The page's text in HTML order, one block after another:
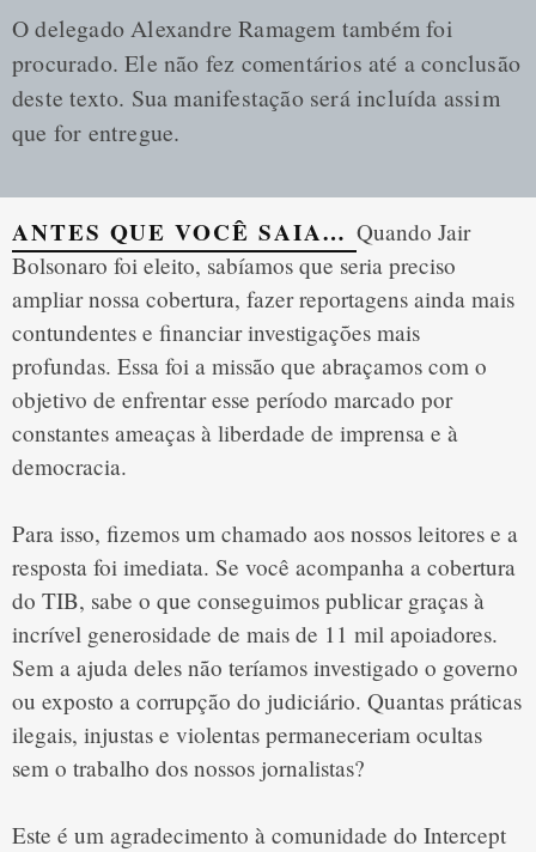
O delegado Alexandre Ramagem também foi
procurado. Ele não fez comentários até a conclusão
deste texto. Sua manifestação será incluída assim
que for entregue.
ANTES QUE VOCÊ SAIA…Quando Jair
Bolsonaro foi eleito, sabíamos que seria preciso
ampliar nossa cobertura, fazer reportagens ainda mais
contundentes e financiar investigações mais
profundas. Essa foi a missão que abraçamos com o
objetivo de enfrentar esse período marcado por
constantes ameaças à liberdade de imprensa e à
democracia.
Para isso, fizemos um chamado aos nossos leitores e a
resposta foi imediata. Se você acompanha a cobertura
do TIB, sabe o que conseguimos publicar graças à
incrível generosidade de mais de 11 mil apoiadores.
Sem a ajuda deles não teríamos investigado o governo
ou exposto a corrupção do judiciário. Quantas práticas
ilegais, injustas e violentas permaneceriam ocultas
sem o trabalho dos nossos jornalistas?
Este é um agradecimento à comunidade do Intercept